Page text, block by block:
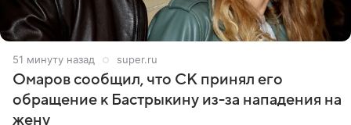
51 минуту назад super.ru
Омаров сообщил, что СК принял его
обращение к Бастрыкину из-за нападения на
жену